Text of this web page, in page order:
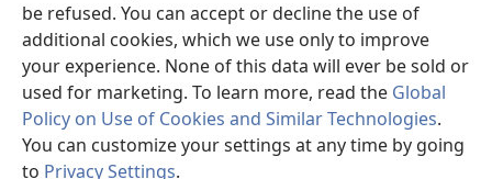
be refused. You can accept or decline the use of
additional cookies, which we use only to improve
your experience. None of this data will ever be sold or
used for marketing. To learn more, read the Global
Policy on Use of Cookies and Similar Technologies.
You can customize your settings at any time by going
to Privacy Settings.
Watchtower Library
Copyright© 2026 Watch Tower Bible and Tract Society of Pennsylvania.
FELHASZNÁLÁSI FELTÉTELEK